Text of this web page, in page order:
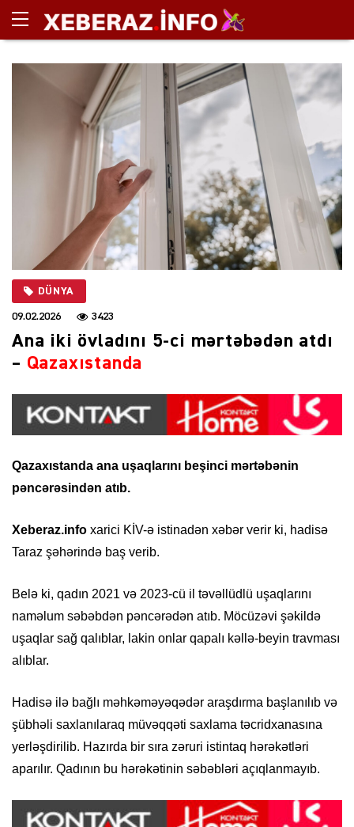
DÜNYA
09.02.2026 3423
Ana iki övladını 5-ci mərtəbədən atdı
– Qazaxıstanda
Qazaxıstanda ana uşaqlarını beşinci mərtəbənin
pəncərəsindən atıb.
Xeberaz.info xarici KİV-ə istinadən xəbər verir ki, hadisə
Taraz şəhərində baş verib.
Belə ki, qadın 2021 və 2023-cü il təvəllüdlü uşaqlarını
naməlum səbəbdən pəncərədən atıb. Möcüzəvi şəkildə
uşaqlar sağ qalıblar, lakin onlar qapalı kəllə-beyin travması
alıblar.
Hadisə ilə bağlı məhkəməyəqədər araşdırma başlanılıb və
şübhəli saxlanılaraq müvəqqəti saxlama təcridxanasına
yerləşdirilib. Hazırda bir sıra zəruri istintaq hərəkətləri
aparılır. Qadının bu hərəkətinin səbəbləri açıqlanmayıb.